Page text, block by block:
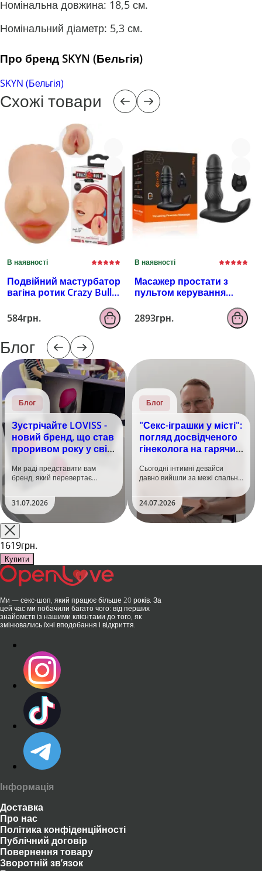
Номінальна довжина: 18,5 см.
Номінальний діаметр: 5,3 см.
Про бренд SKYN (Бельгія)
SKYN (Бельгія)
Схожі товари
В наявності
Подвійний мастурбатор
вагіна ротик Crazy Bull
584грн.
В наявності
Масажер простати з
пультом керування
B4
2893грн.
Блог
Блог
Зустрічайте LOVISS -
новий бренд, що став
проривом року у світі
Ми раді представити вам
бренд, який перевертає
та вже встиг стати сенсацією
на міжнародній виставці API
Shanghai-2026!​LOVISS - це
поєднання унікальної естетики
та бездога..
31.07.2026
Блог
"Секс-іграшки у місті":
погляд досвідченого
гінеколога на гарячий
Сьогодні інтимні девайси
давно вийшли за межі спальні.
безшумні моторчики та
стильний дизайн перетворили
їх на гаджет, який багато хто
використовує, тестує у
24.07.2026
1619грн.
Купити
Ми — секс-шоп, який працює більше 20 років. За
цей час ми побачили багато чого: від перших
знайомств із нашими клієнтами до того, як
змінювались їхні вподобання і відкриття.
Інформація
Доставка
Про нас
Політика конфіденційності
Публічний договір
Повернення товару
Зворотній зв’язок